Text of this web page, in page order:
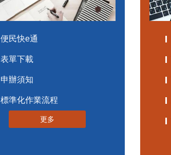
便民快e通
表單下載
申辦須知
標準化作業流程
更多